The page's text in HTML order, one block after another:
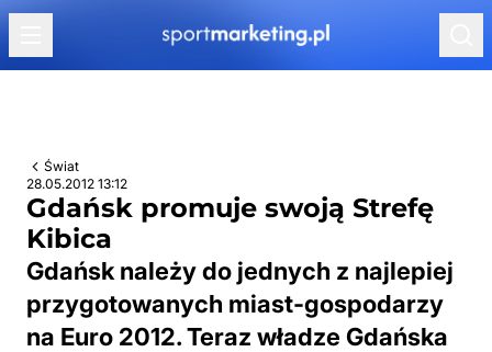
Przejdź do treści
Świat
28.05.2012 13:12
Gdańsk promuje swoją Strefę
Kibica
Gdańsk należy do jednych z najlepiej
przygotowanych miast-gospodarzy
na Euro 2012. Teraz władze Gdańska